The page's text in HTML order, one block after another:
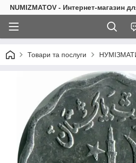
NUMIZMATOV - Интернет-магазин
Товари та послуги